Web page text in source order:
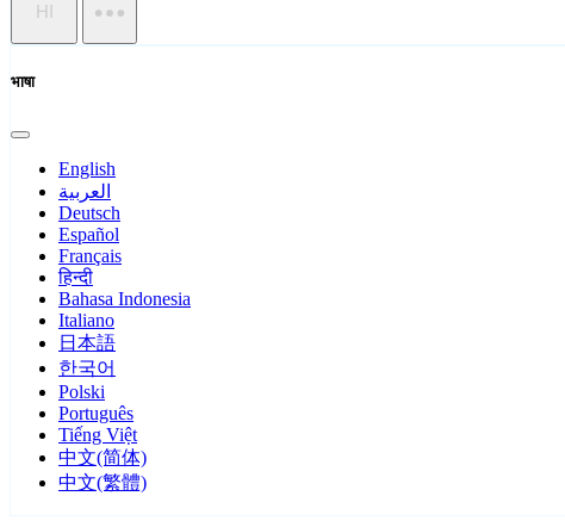
HI
भाषा
English
العربية
Deutsch
Español
Français
हिन्दी
Bahasa Indonesia
Italiano
日本語
한국어
Polski
Português
Tiếng Việt
中文(简体)
中文(繁體)